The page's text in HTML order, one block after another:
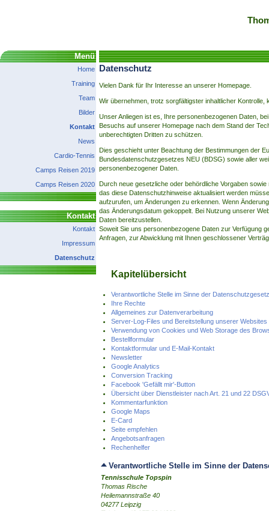
Menü
Home
Training
Team
Bilder
Kontakt
News
Cardio-Tennis
Camps Reisen 2019
Camps Reisen 2020
Kontakt
Kontakt
Impressum
Datenschutz
Datenschutz
Vielen Dank für Ihr Interesse an unserer Homepage.
Wir übernehmen, trotz sorgfältigster inhaltlicher
Unser Anliegen ist es, Ihre personenbezogenen Daten,
Besuchs auf unserer Homepage nach dem Stand der
unberechtigten Dritten zu schützen.
Dies geschieht unter Beachtung der Bestimmungen der
Bundesdatenschutzgesetzes NEU (BDSG) sowie aller
personenbezogener Daten.
Durch neue gesetzliche oder behördliche Vorgaben
das diese Datenschutzhinweise aktualisiert werden
aufzurufen, um Änderungen zu erkennen. Wenn
das Änderungsdatum gekoppelt. Bei Nutzung unserer
Daten bereitzustellen.
Soweit Sie uns personenbezogene Daten zur Verfügung
Anfragen, zur Abwicklung mit Ihnen geschlossener
Kapitelübersicht
Verantwortliche Stelle im Sinne der
Ihre Rechte
Allgemeines zur Datenverarbeitung
Server-Log-Files und Bereitstellung unserer Websites
Verwendung von Cookies und Web Storage des
Bestellformular
Kontaktformular und E-Mail-Kontakt
Newsletter
Google Analytics
Conversion Tracking
Facebook 'Gefällt mir'-Button
Übersicht über Dienstleister nach Art. 21 und 22
Kommentarfunktion
Google Maps
E-Card
Seite empfehlen
Angebotsanfragen
Rechenhelfer
Verantwortliche Stelle im Sinne der
Tennisschule Topspin
Thomas Rische
Heilemannstraße 40
04277 Leipzig